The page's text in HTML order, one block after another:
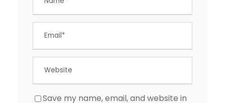
Save my name, email, and website in